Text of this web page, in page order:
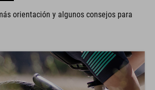
orientación y algunos consejos para